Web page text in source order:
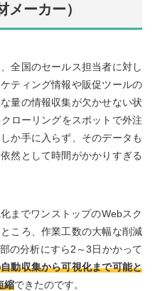
ーカー）
全国のセールス担当者に対し
ティング情報や販促ツールの
量の情報収集が欠かせない状
ローリングをスポットで外注
か手に入らず、そのデータも
然として時間がかかりすぎる
までワンストップのWebスク
ころ、作業工数の大幅な削減
の分析にすら2～3日かかって
動収集から可視化まで可能と
縮できたのです。